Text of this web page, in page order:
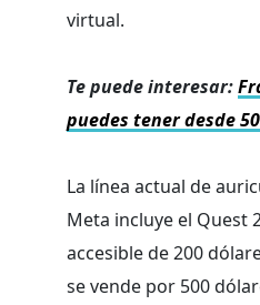
virtual.
Te puede interesar:
puedes tener desde
La línea actual de
Meta incluye el Quest
accesible de 200
se vende por 500